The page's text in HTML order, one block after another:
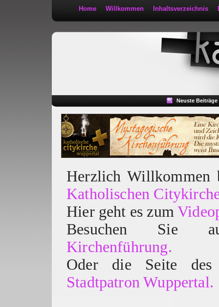
Home Willkommen Inhaltsverzeichnis
Neuste Beiträge
Herzlich
Katholischen
Hier geht es zum
Besuchen
Kirchenführung.
Oder die Seite des
Stadtpatron Wuppertal.